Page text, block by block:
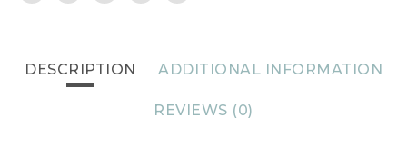
DESCRIPTION ADDITIONAL INFORMATION
REVIEWS (0)